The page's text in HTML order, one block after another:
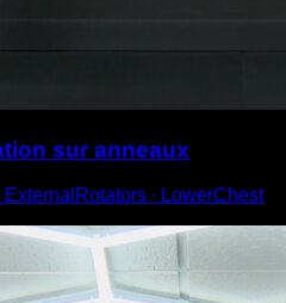
sur anneaux
ExternalRotators ∙ LowerChest